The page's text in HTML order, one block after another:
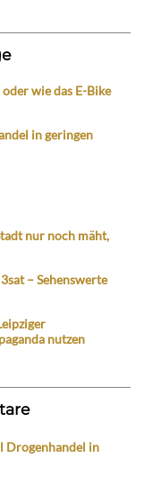
wie das E-Bike
in geringen
nur noch mäht,
– Sehenswerte
nutzen
Drogenhandel in